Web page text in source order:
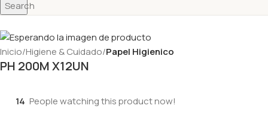
Search
Inicio Higiene & Cuidado Papel Higienico
PH 200M X12UN
14 People watching this product now!